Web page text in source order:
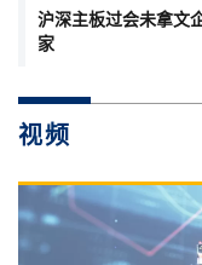
沪深主板过会未拿文
家
视频